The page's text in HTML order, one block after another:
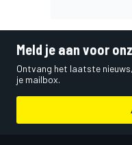
Meld je aan voor
Ontvang het laatste
je mailbox.